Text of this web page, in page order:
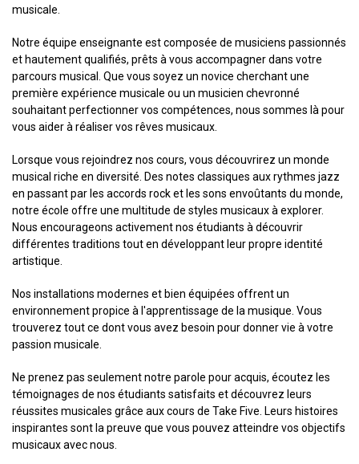
musicale.
Notre équipe enseignante est composée de musiciens passionnés
et hautement qualifiés, prêts à vous accompagner dans votre
parcours musical. Que vous soyez un novice cherchant une
première expérience musicale ou un musicien chevronné
souhaitant perfectionner vos compétences, nous sommes là pour
vous aider à réaliser vos rêves musicaux.
Lorsque vous rejoindrez nos cours, vous découvrirez un monde
musical riche en diversité. Des notes classiques aux rythmes jazz
en passant par les accords rock et les sons envoûtants du monde,
notre école offre une multitude de styles musicaux à explorer.
Nous encourageons activement nos étudiants à découvrir
différentes traditions tout en développant leur propre identité
artistique.
Nos installations modernes et bien équipées offrent un
environnement propice à l'apprentissage de la musique. Vous
trouverez tout ce dont vous avez besoin pour donner vie à votre
passion musicale.
Ne prenez pas seulement notre parole pour acquis, écoutez les
témoignages de nos étudiants satisfaits et découvrez leurs
réussites musicales grâce aux cours de Take Five. Leurs histoires
inspirantes sont la preuve que vous pouvez atteindre vos objectifs
musicaux avec nous.